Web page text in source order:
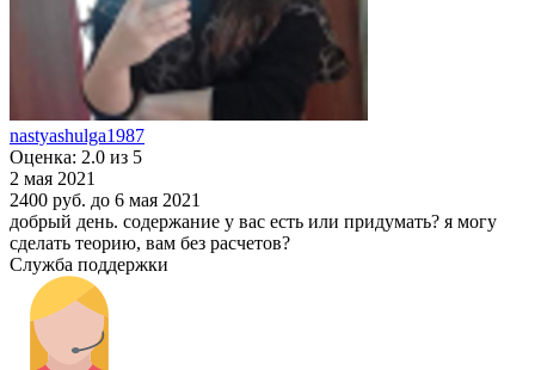
nastyashulga1987
Оценка: 2.0 из 5
2 мая 2021
2400 руб. до 6 мая 2021
добрый день. содержание у вас есть или придумать? я могу
сделать теорию, вам без расчетов?
Служба поддержки